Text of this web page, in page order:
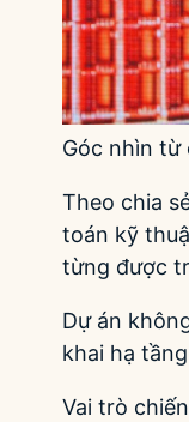
Góc nhìn từ
Theo chia
toán kỹ
từng được
Dự án
khai hạ
Vai trò